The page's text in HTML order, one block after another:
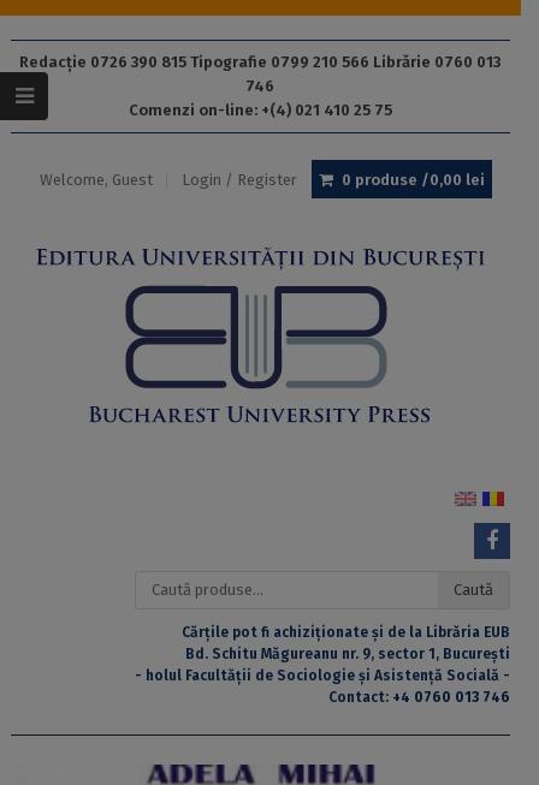
Redacție 0726 390 815 Tipografie 0799 210 566 Librărie 0760 013
746
Comenzi on-line: +(4) 021 410 25 75
Welcome, Guest Login / Register 0 produse /0,00 lei
Caută
Caută
Cărțile pot fi achiziționate și de la Librăria EUB
Bd. Schitu Măgureanu nr. 9, sector 1, București
- holul Facultății de Sociologie și Asistență Socială -
Contact: +4 0760 013 746